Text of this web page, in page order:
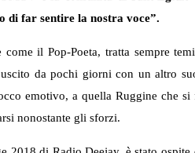
di far sentire la nostra voce”.
il Pop-Poeta, tratta sempre
uscito da pochi giorni con un altro
emotivo, a quella Ruggine che
nonostante gli sforzi.